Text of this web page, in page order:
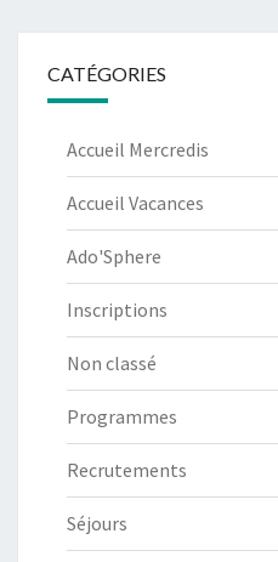
CATÉGORIES
Accueil Mercredis
Accueil Vacances
Ado'Sphere
Inscriptions
Non classé
Programmes
Recrutements
Séjours